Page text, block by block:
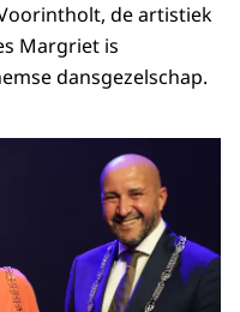
de artistiek
Margriet is
dansgezelschap.
Roel Voorintholt van